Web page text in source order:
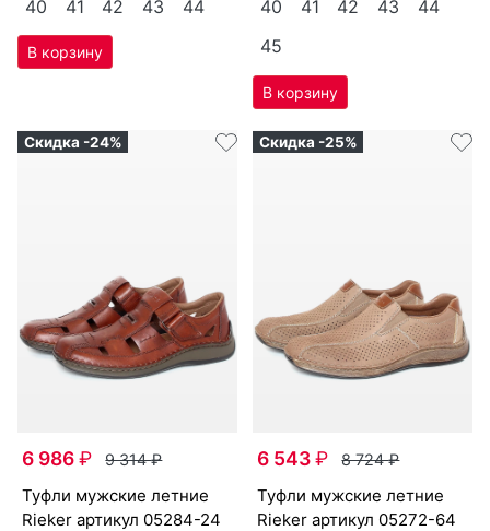
40 41 42 43 44 40 41 42 43
44
45
Скидка -24%
6 986₽ 9 314₽
туф­ли мужс­кие лет­ние
Ri­eker артикул 05284-24
Скидка -25%
6 543₽ 8 724₽
туф­ли мужс­кие лет­ние
Ri­eker артикул 05272-64